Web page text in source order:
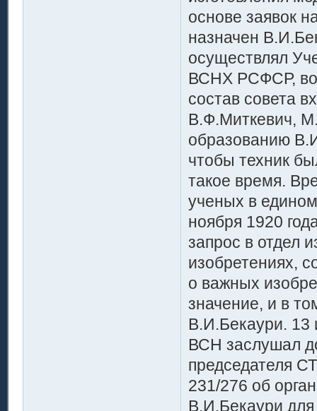
основе заявок
назначен
осуществлял
ВСНХ РСФСР,
состав совета
В.Ф.Миткевич,
образованию
чтобы техник
такое время.
ученых в
ноября 1920
запрос в отдел
изобретениях,
о важных
значение, и в
В.И.Бекаури. 13
ВСН заслушал
председателя
231/276 об
В.И.Бекаури